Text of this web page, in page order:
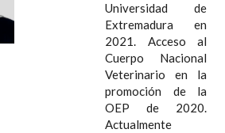
Universidad de
Extremadura en
2021. Acceso al
Cuerpo Nacional
Veterinario en la
promoción de la
OEP de 2020.
Actualmente